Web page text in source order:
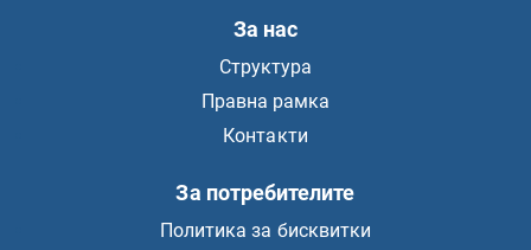
За нас
Структура
Правна рамка
Контакти
За потребителите
Политика за бисквитки